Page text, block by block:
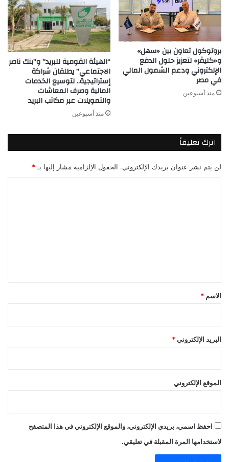
بروتوكول تعاون بين «سهل»
و«كليڤر» لتعزيز حلول الدفع
الإلكتروني ودعم الشمول المالي
في مصر
منذ أسبوعين
“الهيئة القومية للبريد” و”بنك ناصر
الاجتماعي” يطلقان شراكة
إستراتيجية.. لتوسيع الخدمات
المالية وصرف المعاشات
والتمويلات عبر مكاتب البريد
منذ أسبوعين
اترك تعليقاً
لن يتم نشر عنوان بريدك الإلكتروني. الحقول الإلزامية مشار إليها بـ *
*
الاسم *
البريد الإلكتروني *
الموقع الإلكتروني
احفظ اسمي، بريدي الإلكتروني، والموقع الإلكتروني في هذا المتصفح
لاستخدامها المرة المقبلة في تعليقي.